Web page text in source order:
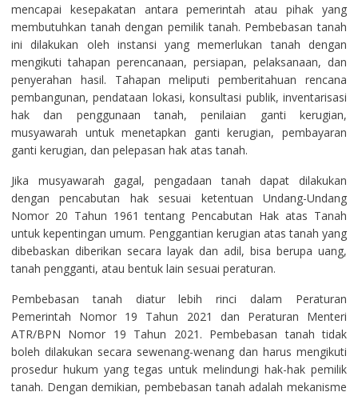
mencapai kesepakatan antara pemerintah atau pihak yang
membutuhkan tanah dengan pemilik tanah. Pembebasan tanah
ini dilakukan oleh instansi yang memerlukan tanah dengan
mengikuti tahapan perencanaan, persiapan, pelaksanaan, dan
penyerahan hasil. Tahapan meliputi pemberitahuan rencana
pembangunan, pendataan lokasi, konsultasi publik, inventarisasi
hak dan penggunaan tanah, penilaian ganti kerugian,
musyawarah untuk menetapkan ganti kerugian, pembayaran
ganti kerugian, dan pelepasan hak atas tanah.
Jika musyawarah gagal, pengadaan tanah dapat dilakukan
dengan pencabutan hak sesuai ketentuan Undang-Undang
Nomor 20 Tahun 1961 tentang Pencabutan Hak atas Tanah
untuk kepentingan umum. Penggantian kerugian atas tanah yang
dibebaskan diberikan secara layak dan adil, bisa berupa uang,
tanah pengganti, atau bentuk lain sesuai peraturan.
Pembebasan tanah diatur lebih rinci dalam Peraturan
Pemerintah Nomor 19 Tahun 2021 dan Peraturan Menteri
ATR/BPN Nomor 19 Tahun 2021. Pembebasan tanah tidak
boleh dilakukan secara sewenang-wenang dan harus mengikuti
prosedur hukum yang tegas untuk melindungi hak-hak pemilik
tanah. Dengan demikian, pembebasan tanah adalah mekanisme